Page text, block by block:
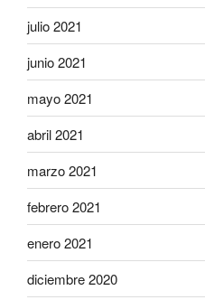
julio 2021
junio 2021
mayo 2021
abril 2021
marzo 2021
febrero 2021
enero 2021
diciembre 2020